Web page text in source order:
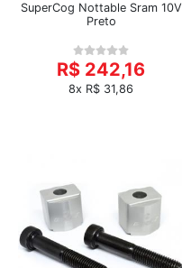
SuperCog Nottable Sram 10V
Preto
R$ 242,16
8x R$ 31,86